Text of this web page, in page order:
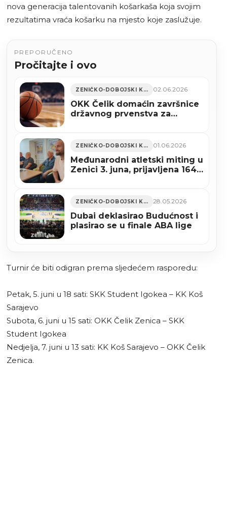
nova generacija talentovanih košarkaša koja svojim
rezultatima vraća košarku na mjesto koje zaslužuje.
PREPORUČENO
Pročitajte i ovo
ZENIČKO-DOBOJSKI KANTON 02.06.2026
OKK Čelik domaćin završnice
državnog prvenstva za
ZENIČKO-DOBOJSKI KANTON 01.06.2026
Međunarodni atletski miting u
Zenici 3. juna, prijavljena 164
ZENIČKO-DOBOJSKI KANTON 28.05.2026
Dubai deklasirao Budućnost i
plasirao se u finale ABA lige
Turnir će biti odigran prema sljedećem rasporedu:
Petak, 5. juni u 18 sati: SKK Student Igokea – KK Koš
Sarajevo
Subota, 6. juni u 15 sati: OKK Čelik Zenica – SKK
Student Igokea
Nedjelja, 7. juni u 13 sati: KK Koš Sarajevo – OKK Čelik
Zenica.